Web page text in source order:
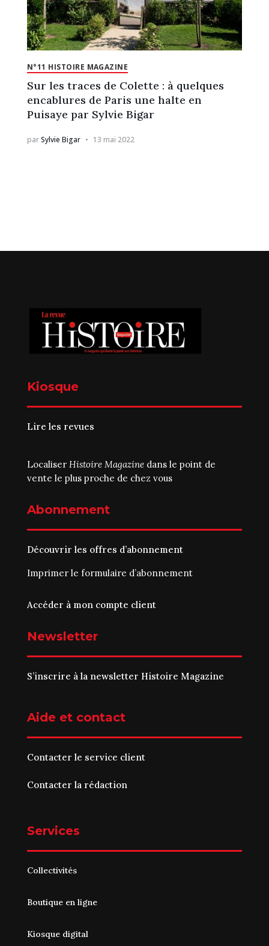
N°11 HISTOIRE MAGAZINE
Sur les traces de Colette : à quelques
encablures de Paris une halte en
Puisaye par Sylvie Bigar
parSylvie Bigar 13 mai 2022
Kiosque
Lire les revues
Localiser Histoire Magazinedans le point de
vente le plus proche de chez vous
Abonnement
Découvrir les offres d’abonnement
Imprimer le formulaire d’abonnement
Accéder à mon compte client
Newsletter
S’inscrire à la newsletter Histoire Magazine
Aide et contact
Contacter le service client
Contacter la rédaction
Services
Collectivités
Boutique en ligne
Kiosque digital